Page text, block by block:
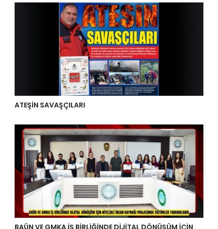
ATEŞİN SAVAŞÇILARI
BAÜN VE GMKA İŞ BİRLİĞİNDE DİJİTAL DÖNÜŞÜM İÇİN